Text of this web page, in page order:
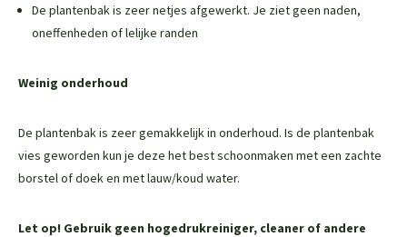
De plantenbak is zeer netjes afgewerkt. Je ziet geen naden,
oneffenheden of lelijke randen
Weinig onderhoud
De plantenbak is zeer gemakkelijk in onderhoud. Is de plantenbak
vies geworden kun je deze het best schoonmaken met een zachte
borstel of doek en met lauw/koud water.
Let op! Gebruik geen hogedrukreiniger, cleaner of andere